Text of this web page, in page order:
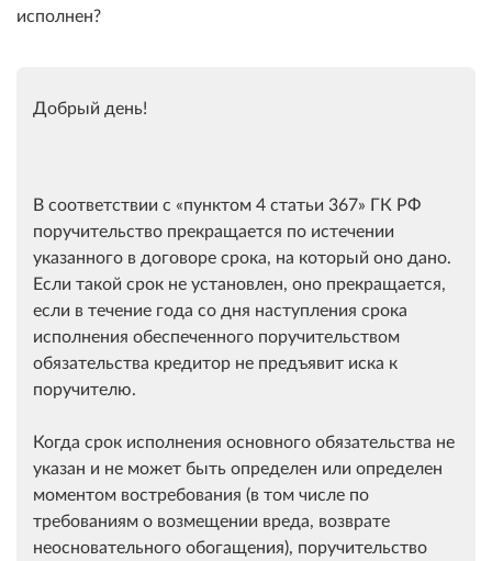
исполнен?
Добрый день!
В соответствии с пунктом 4 статьи 367
ГК РФ
поручительство прекращается по истечении
указанного в договоре срока, на который оно дано.
Если такой срок не установлен, оно прекращается,
если в течение года со дня наступления срока
исполнения обеспеченного поручительством
обязательства кредитор не предъявит иска к
поручителю.
Когда срок исполнения основного обязательства не
указан и не может быть определен или определен
моментом востребования (в том числе по
требованиям о возмещении вреда, возврате
неосновательного обогащения), поручительство